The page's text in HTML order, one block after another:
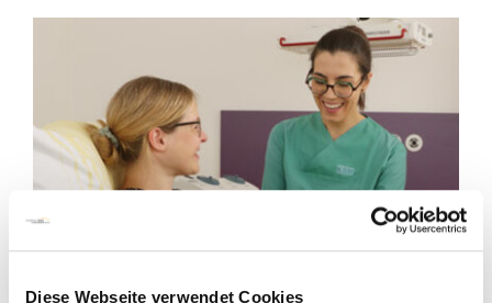
Diese Webseite verwendet Cookies